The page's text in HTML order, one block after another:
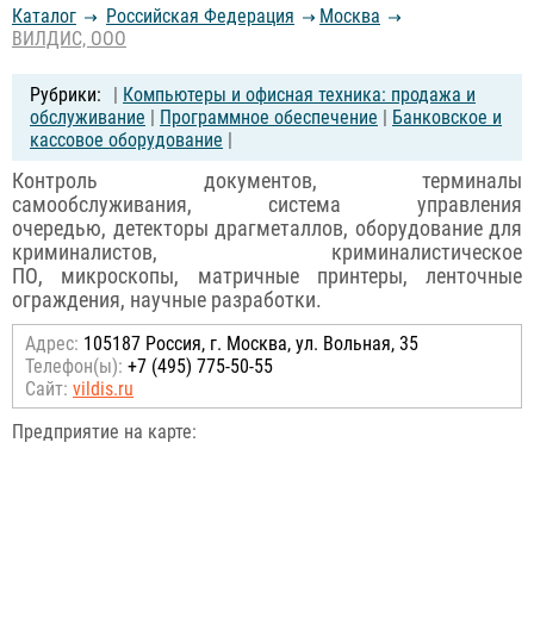
Каталог Российcкая Федерация
Москва
ВИЛДИС, ООО
| Компьютеры и офисная техника: продажа и
обслуживание | Программное обеспечение | Банковское и
кассовое оборудование |
Контроль документов, терминалы
самообслуживания, система управления
очередью, детекторы драгметаллов, оборудование для
криминалистов, криминалистическое
ПО, микроскопы, матричные принтеры, ленточные
ограждения, научные разработки.
Адрес: 105187 Россия, г. Москва, ул. Вольная, 35
Телефон(ы): +7 (495) 775-50-55
Сайт: vildis.ru
Предприятие на карте: